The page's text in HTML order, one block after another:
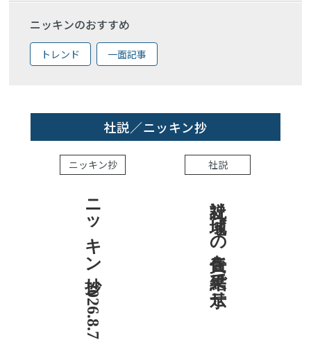
ニッキンのおすすめ
トレンド 一面記事
社説／ニッキン抄
ニッキン抄
ニッキン抄 2026.8.7
社説
社説 地域への責任を結果で示せ